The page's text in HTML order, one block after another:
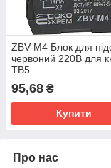
ZBV-M4 Блок для
червоний 220В для
TB5
95,68 ₴
Купити
Про нас